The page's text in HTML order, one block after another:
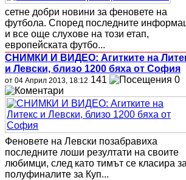
сетне добри новини за феновете на
футбола. Според последните
и все още слухове на този етап,
европейската футбо...
СНИМКИ И ВИДЕО: Агитките на
и Левски, близо 1200 бяха от София
от 04 Април 2013, 18:12 141 0
Феновете на Левски позабравиха
последните лоши резултати на своите
любимци, след като тимът се класира за
полуфиналите за Куп...